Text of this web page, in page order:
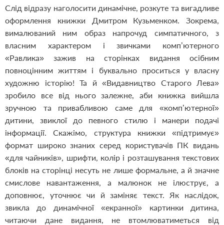
Слід відразу наголосити динамічне, розкуте та вигадливе
оформлення книжки Дмитром Кузьменком. Зокрема,
вималюваний ним образ напрочуд симпатичного, з
власним характером і звичками комп’ютерного
«Равлика» зажив на сторінках видання осібним
повноцінним життям і буквально проситься у власну
художню історію! Та й «Видавництво Старого Лева»
зробило все від нього залежне, аби книжка вийшла
зручною та привабливою саме для «комп’ютерної»
дитини, звиклої до певного стилю і манери подачі
інформації. Скажімо, структура книжки «підтримує»
формат широко знаних серед користувачів ПК видань
«для чайників», шрифти, колір і розташування текстових
блоків на сторінці несуть не лише формальне, а й значне
смислове навантаження, а малюнок не ілюструє, а
доповнює, уточнює чи й заміняє текст. Як наслідок,
звикла до динамічної «екранної» картинки дитина,
читаючи дане видання, не втомлюватиметься від